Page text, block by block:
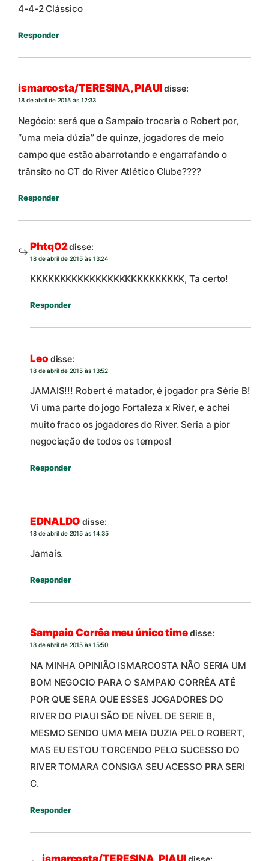
4-4-2 Clássico
Responder
ismarcosta/TERESINA, PIAUIdisse:
18 de abril de 2015 às 12:33
Negócio: será que o Sampaio trocaria o Robert por,
“uma meia dúzia” de quinze, jogadores de meio
campo que estão abarrotando e engarrafando o
trânsito no CT do River Atlético Clube????
Responder
Phtq02disse:
18 de abril de 2015 às 13:24
KKKKKKKKKKKKKKKKKKKKKKKKKK, Ta certo!
Responder
Leo disse:
18 de abril de 2015 às 13:52
JAMAIS!!! Robert é matador, é jogador pra Série B!
Vi uma parte do jogo Fortaleza x River, e achei
muito fraco os jogadores do River. Seria a pior
negociação de todos os tempos!
Responder
EDNALDO disse:
18 de abril de 2015 às 14:35
Jamais.
Responder
Sampaio Corrêa meu único timedisse:
18 de abril de 2015 às 15:50
NA MINHA OPINIÃO ISMARCOSTA NÃO SERIA UM
BOM NEGOCIO PARA O SAMPAIO CORRÊA ATÉ
POR QUE SERA QUE ESSES JOGADORES DO
RIVER DO PIAUI SÃO DE NÍVEL DE SERIE B,
MESMO SENDO UMA MEIA DUZIA PELO ROBERT,
MAS EU ESTOU TORCENDO PELO SUCESSO DO
RIVER TOMARA CONSIGA SEU ACESSO PRA SERI
C.
Responder
ismarcosta/TERESINA, PIAUIdisse: